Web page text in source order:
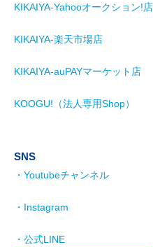
KIKAIYA-Yahooオークション!店
KIKAIYA-楽天市場店
KIKAIYA-auPAYマーケット店
KOOGU!（法人専用Shop）
SNS
・Youtubeチャンネル
・Instagram
・公式LINE